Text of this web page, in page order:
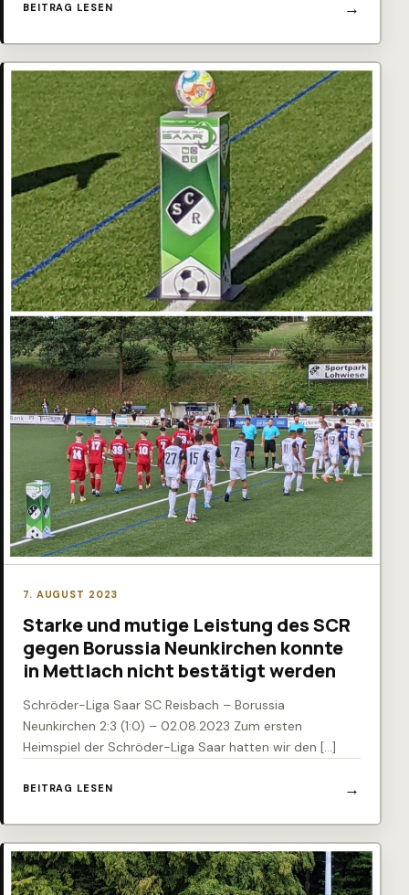
BEITRAG LESEN
7. AUGUST 2023
Starke und mutige Leistung des SCR
gegen Borussia Neunkirchen konnte
in Mettlach nicht bestätigt werden
Schröder-Liga Saar SC Reisbach – Borussia
Neunkirchen 2:3 (1:0) – 02.08.2023 Zum ersten
Heimspiel der Schröder-Liga Saar hatten wir den […]
BEITRAG LESEN